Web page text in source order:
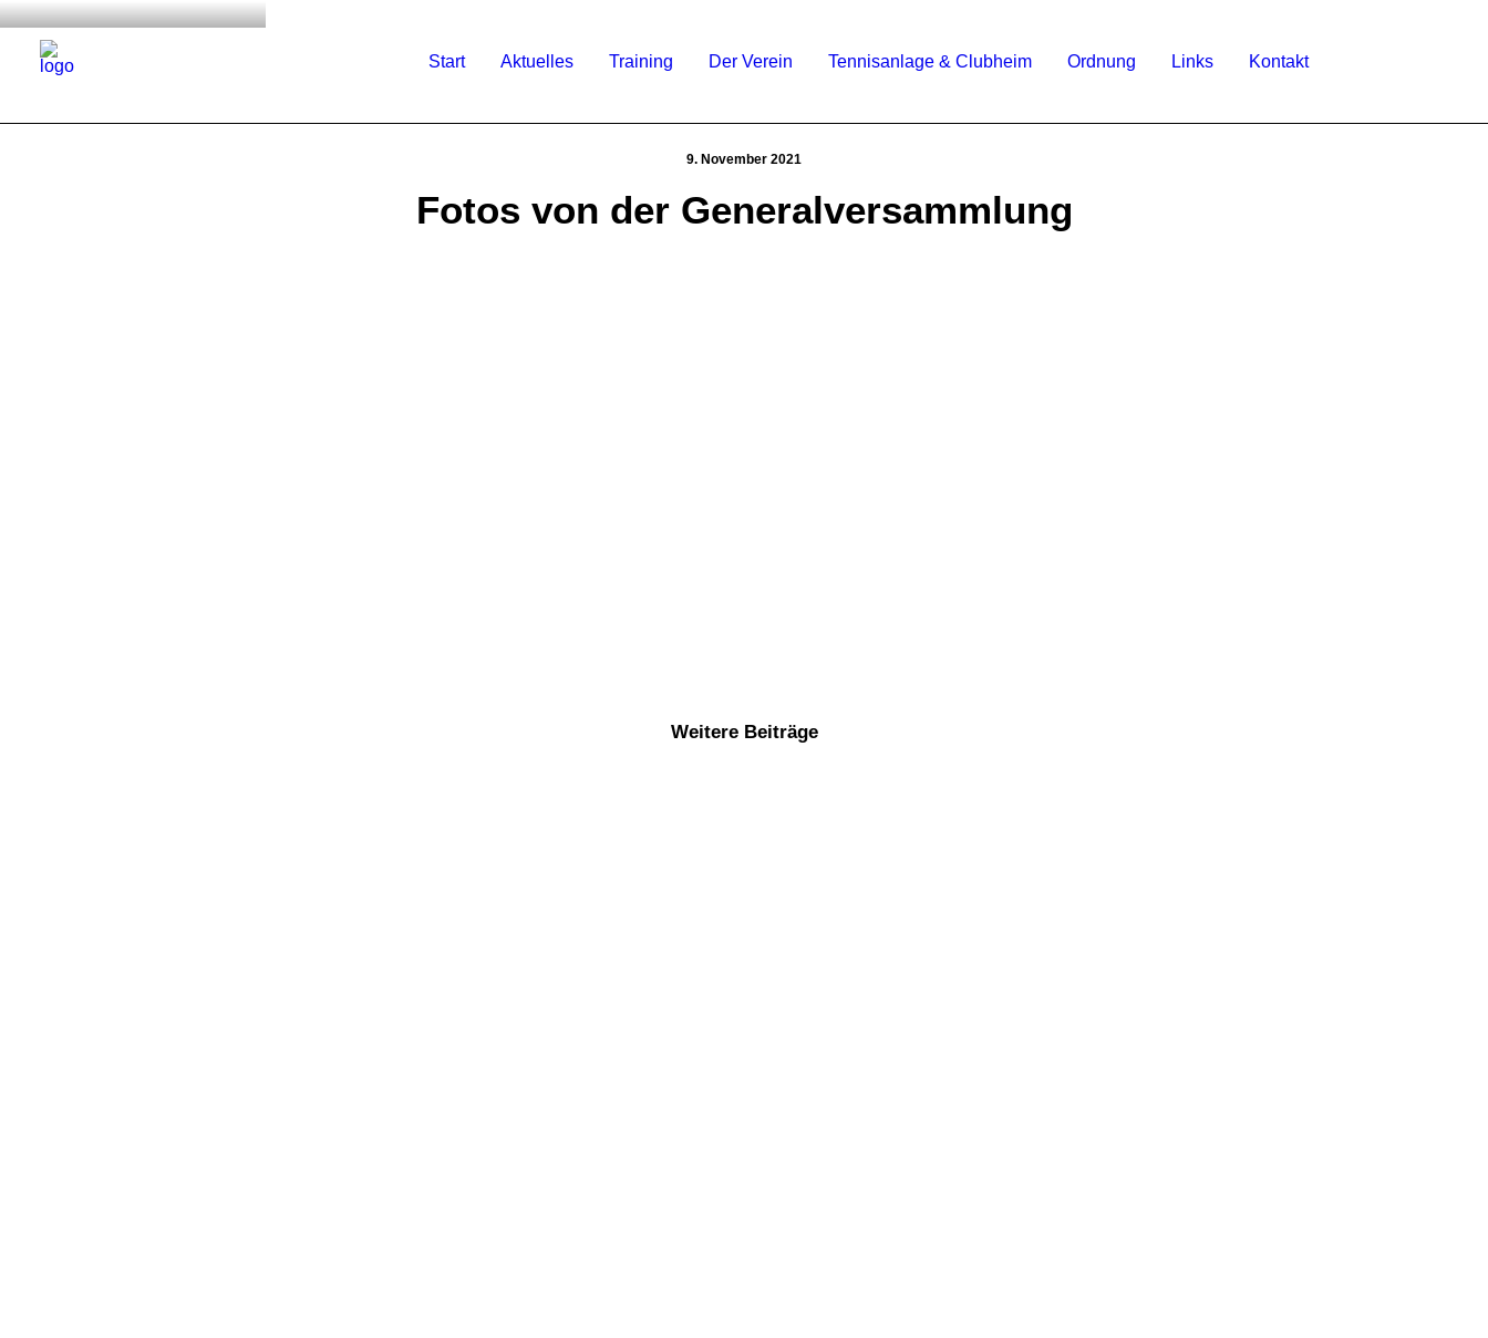
Start Aktuelles Training Der Verein Tennisanlage & Clubheim Ordnung Links Kontakt
9. November 2021
Fotos von der Generalversammlung
Weitere Beiträge